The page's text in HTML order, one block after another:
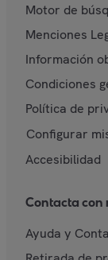
Motor de
Menciones
Información
Condiciones
Política de
Configurar
Accesibilidad
Contacta con
Ayuda y